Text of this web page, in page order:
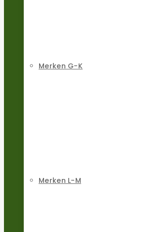
Merken G-K
Merken L-M